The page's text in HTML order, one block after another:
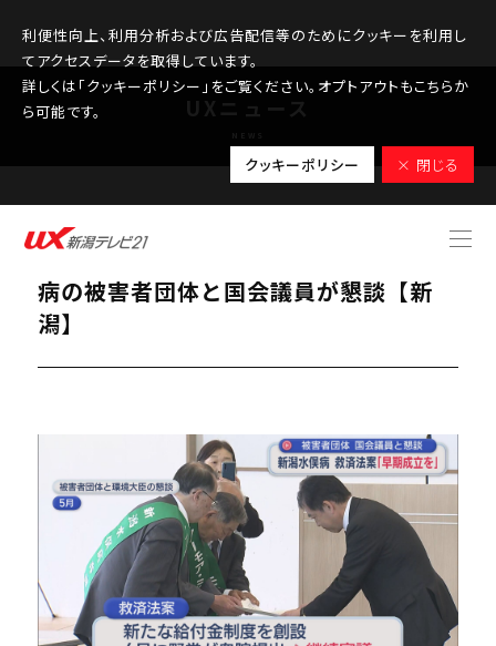
利便性向上、利用分析および広告配信等のためにクッキーを利用し
てアクセスデータを取得しています。
詳しくは「クッキーポリシー」をご覧ください。オプトアウトもこちらか
ら可能です。
クッキーポリシー × 閉じる
2025.10.28
救済法案の早期成立を訴える 新潟水俣
病の被害者団体と国会議員が懇談【新
潟】